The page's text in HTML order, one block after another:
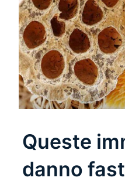
Queste
danno